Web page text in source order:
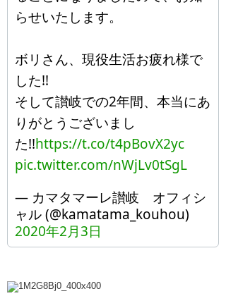
らせいたします。
ボリさん、現役生活お疲れ様で
した!!
そして讃岐での2年間、本当にあ
りがとうございまし
た!!https://t.co/t4pBovX2yc
pic.twitter.com/nWjLv0tSgL
— カマタマーレ讃岐 オフィシ
ャル (@kamatama_kouhou)
2020年2月3日